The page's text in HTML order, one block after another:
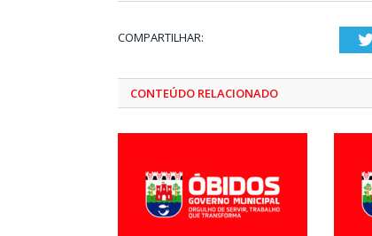
COMPARTILHAR:
CONTEÚDO RELACIONADO